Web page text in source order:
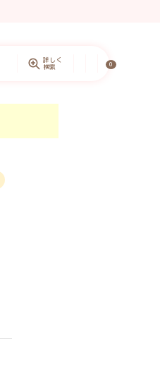
詳しく
検索 0